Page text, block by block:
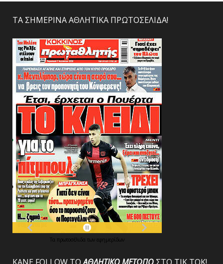
ΤΑ ΣΗΜΕΡΙΝΑ ΑΘΛΗΤΙΚΑ ΠΡΩΤΟΣΕΛΙΔΑ!
Τα πρωτοσέλιδα των εφημερίδων
ΚΑΝΕ FOLLOW ΤΟ ΑΘΛΗΤΙΚΟ ΜΕΤΩΠΟ ΣΤΟ ΤΙΚ ΤΟΚ!